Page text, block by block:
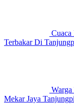
Cuaca
Terbakar Di
Mekar Jaya